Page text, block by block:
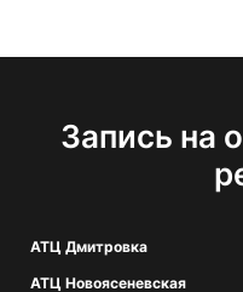
Запись на
АТЦ Дмитровка
АТЦ Новоясеневская